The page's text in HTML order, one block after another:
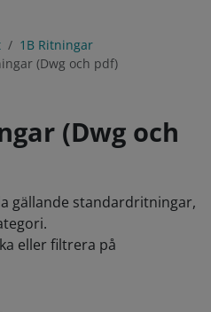
1B Ritningar
(Dwg och pdf)
(Dwg och
gällande standardritningar,
eller filtrera på